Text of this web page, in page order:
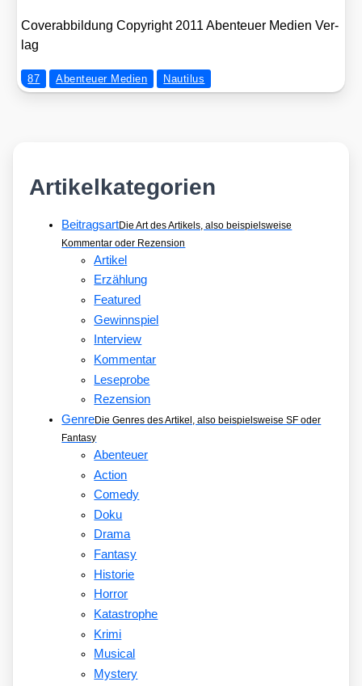
Cover­ab­bil­dung Copy­right 2011 Aben­teu­er Medi­en Ver­
lag
87 Abenteuer Medien Nautilus
Artikelkategorien
BeitragsartDie Art des Artikels, also beispielsweise
Kommentar oder Rezension
Artikel
Erzählung
Featured
Gewinnspiel
Interview
Kommentar
Leseprobe
Rezension
GenreDie Genres des Artikel, also beispielsweise SF oder
Fantasy
Abenteuer
Action
Comedy
Doku
Drama
Fantasy
Historie
Horror
Katastrophe
Krimi
Musical
Mystery